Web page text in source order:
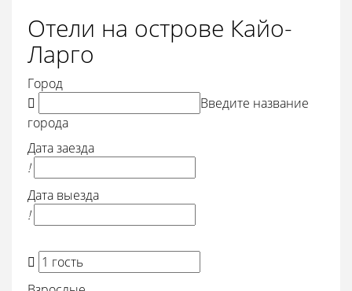
Отели на острове Кайо-
Ларго
Город

Введите название
города
Дата заезда
!
Дата выезда
!
